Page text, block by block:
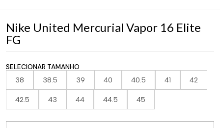
Nike United Mercurial Vapor 16 Elite
FG
SELECIONAR TAMANHO
38 38.5 39 40 40.5 41 42
42.5 43 44 44.5 45